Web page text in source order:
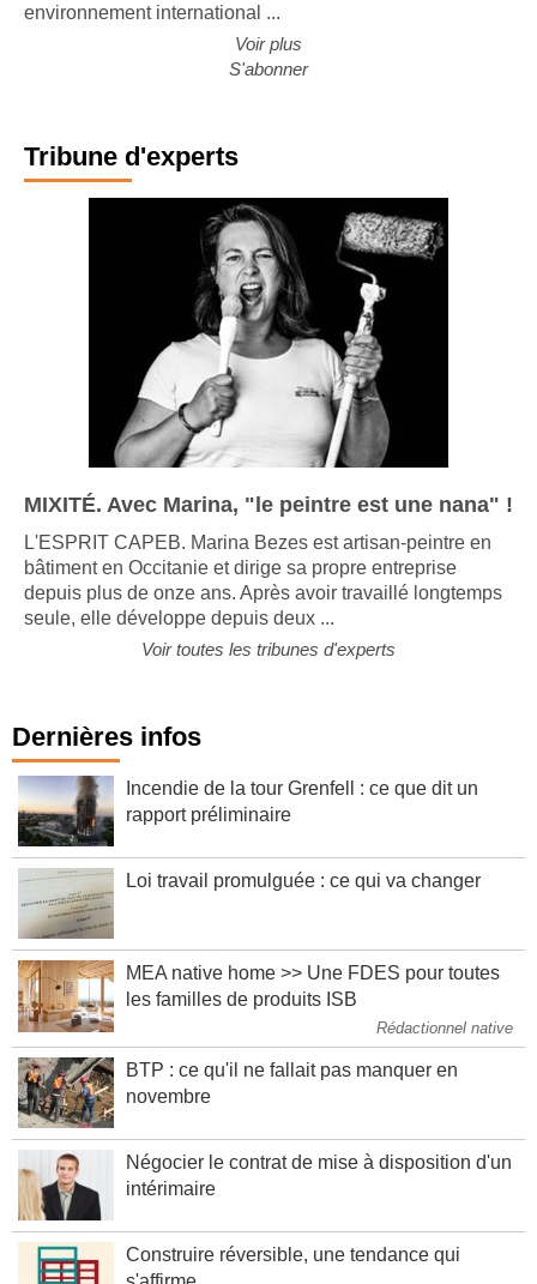
environnement international ...
Voir plus
S'abonner
Tribune d'experts
MIXITÉ. Avec Marina, "le peintre est une nana" !
L'ESPRIT CAPEB. Marina Bezes est artisan-peintre en
bâtiment en Occitanie et dirige sa propre entreprise
depuis plus de onze ans. Après avoir travaillé longtemps
seule, elle développe depuis deux ...
Voir toutes les tribunes d'experts
Dernières infos
Incendie de la tour Grenfell : ce que dit un
rapport préliminaire
Loi travail promulguée : ce qui va changer
MEA native home >> Une FDES pour toutes
les familles de produits ISB
Rédactionnel native
BTP : ce qu'il ne fallait pas manquer en
novembre
Négocier le contrat de mise à disposition d'un
intérimaire
Construire réversible, une tendance qui